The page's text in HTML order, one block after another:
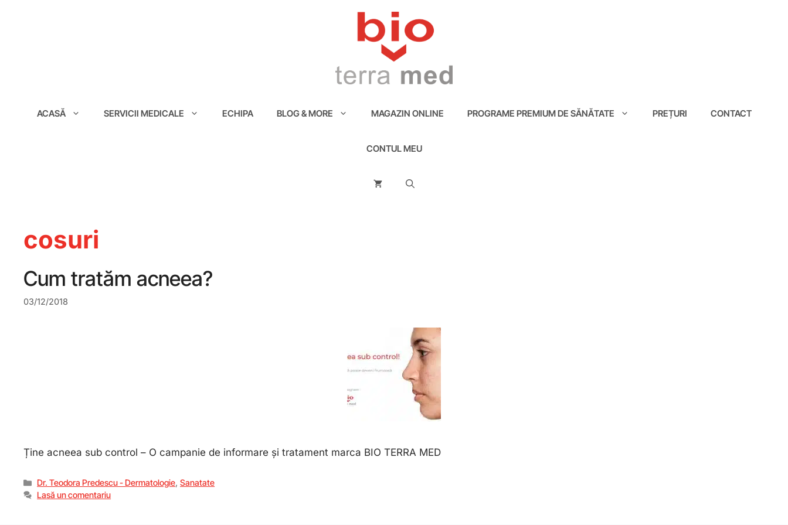
ACASĂ SERVICII MEDICALE ECHIPA BLOG & MORE MAGAZIN ONLINE PROGRAME PREMIUM DE SĂNĂTATE PREȚURI CONTACT
CONTUL MEU
cosuri
Cum tratăm acneea?
03/12/2018
Ține acneea sub control – O campanie de informare și tratament marca BIO TERRA MED
Dr. Teodora Predescu - Dermatologie,Sanatate
Lasă un comentariu